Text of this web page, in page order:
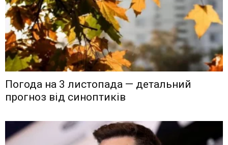
Погода на 3 листопада — детальний
прогноз від синоптиків